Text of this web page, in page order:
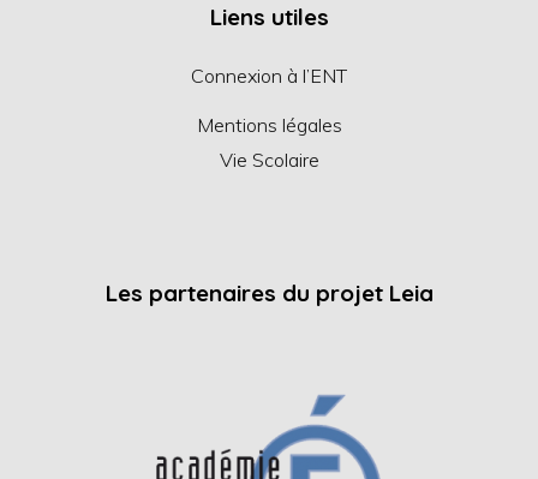
Liens utiles
Connexion à l’ENT
Mentions légales
Vie Scolaire
Les partenaires du projet Leia